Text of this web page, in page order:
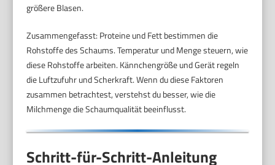
größere Blasen.
Zusammengefasst: Proteine und Fett bestimmen die
Rohstoffe des Schaums. Temperatur und Menge steuern, wie
diese Rohstoffe arbeiten. Kännchengröße und Gerät regeln
die Luftzufuhr und Scherkraft. Wenn du diese Faktoren
zusammen betrachtest, verstehst du besser, wie die
Milchmenge die Schaumqualität beeinflusst.
Schritt-für-Schritt-Anleitung